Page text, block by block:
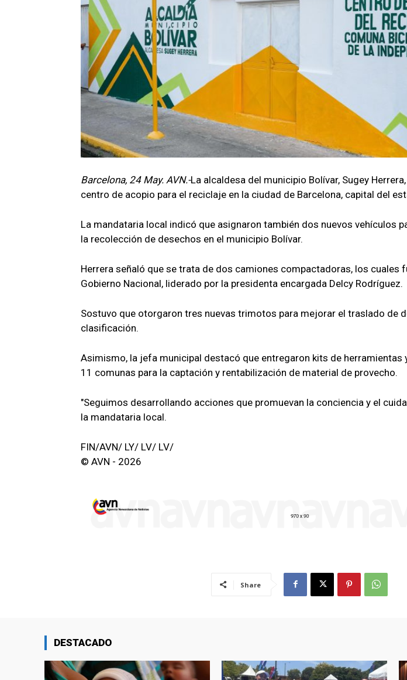
Barcelona, 24 May. AVN.-La alcaldesa del municipio Bolívar, Sugey
centro de acopio para el reciclaje en la ciudad de Barcelona, capital del
La mandataria local indicó que asignaron también dos nuevos vehículos
la recolección de desechos en el municipio Bolívar.
Herrera señaló que se trata de dos camiones compactadoras, los cuales
Gobierno Nacional, liderado por la presidenta encargada Delcy Rodríguez.
Sostuvo que otorgaron tres nuevas trimotos para mejorar el traslado de
clasificación.
Asimismo, la jefa municipal destacó que entregaron kits de herramientas
11 comunas para la captación y rentabilización de material de provecho.
"Seguimos desarrollando acciones que promuevan la conciencia y el
la mandataria local.
FIN/AVN/ LY/ LV/ LV/
© AVN - 2026
Share
DESTACADO